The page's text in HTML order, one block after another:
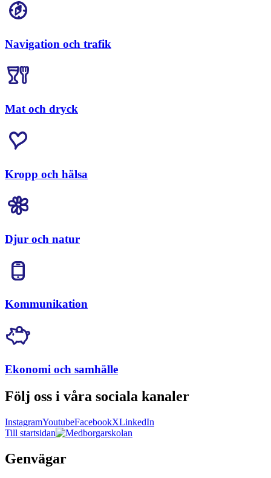
Navigation och trafik
Mat och dryck
Kropp och hälsa
Djur och natur
Kommunikation
Ekonomi och samhälle
Följ oss i våra sociala kanaler
InstagramYoutubeFacebookXLinkedIn
Till startsidan
Genvägar